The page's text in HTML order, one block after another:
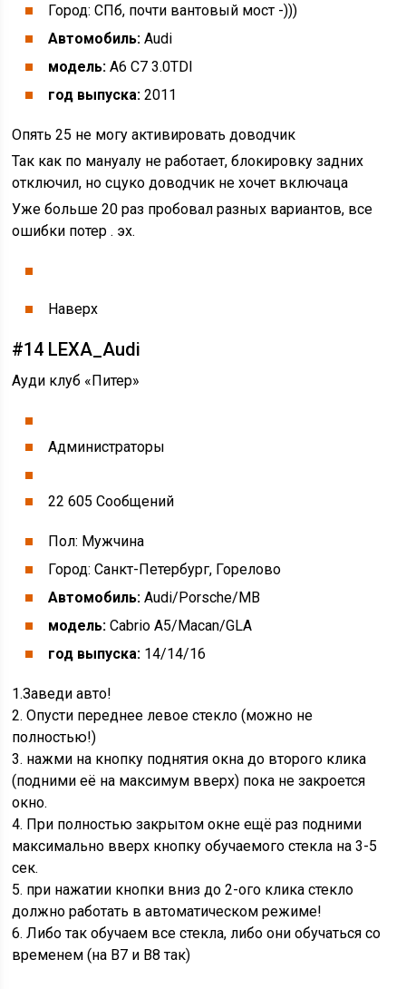
Город: СПб, почти вантовый мост -)))
Автомобиль: Audi
модель: A6 C7 3.0TDI
год выпуска: 2011
Опять 25 не могу активировать доводчик
Так как по мануалу не работает, блокировку задних
отключил, но сцуко доводчик не хочет включаца
Уже больше 20 раз пробовал разных вариантов, все
ошибки потер . эх.
Наверх
#14 LEXA_Audi
Ауди клуб «Питер»
Администраторы
22 605 Cообщений
Пол: Мужчина
Город: Санкт-Петербург, Горелово
Автомобиль: Audi/Porsche/MB
модель: Cabrio А5/Macan/GLA
год выпуска: 14/14/16
1.Заведи авто!
2. Опусти переднее левое стекло (можно не
полностью!)
3. нажми на кнопку поднятия окна до второго клика
(подними её на максимум вверх) пока не закроется
окно.
4. При полностью закрытом окне ещё раз подними
максимально вверх кнопку обучаемого стекла на 3-5
сек.
5. при нажатии кнопки вниз до 2-ого клика стекло
должно работать в автоматическом режиме!
6. Либо так обучаем все стекла, либо они обучаться со
временем (на В7 и В8 так)